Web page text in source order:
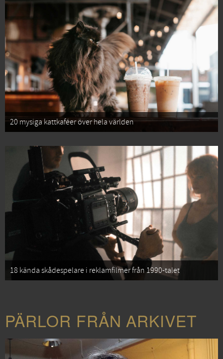
20 mysiga kattkaféer över hela världen
18 kända skådespelare i reklamfilmer från 1990-talet
PÄRLOR FRÅN ARKIVET